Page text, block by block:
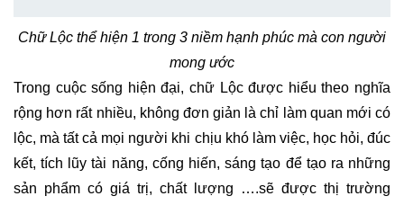
Chữ Lộc thể hiện 1 trong 3 niềm hạnh phúc mà con người
mong ước
Trong cuộc sống hiện đại, chữ Lộc được hiểu theo nghĩa
rộng hơn rất nhiều, không đơn giản là chỉ làm quan mới có
lộc, mà tất cả mọi người khi chịu khó làm việc, học hỏi, đúc
kết, tích lũy tài năng, cống hiến, sáng tạo để tạo ra những
sản phẩm có giá trị, chất lượng ….sẽ được thị trường